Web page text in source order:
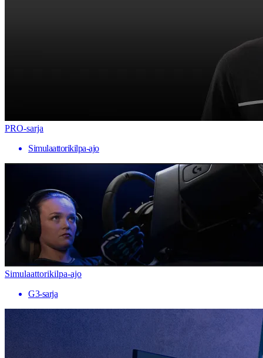
PRO-sarja
Simulaattorikilpa-ajo
Simulaattorikilpa-ajo
G3-sarja